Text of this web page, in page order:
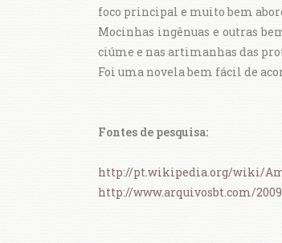
foco principal e muito bem
Mocinhas ingênuas e outras
ciúme e nas artimanhas das
Foi uma novela bem fácil de
Fontes de pesquisa:
http://pt.wikipedia.org/wiki/
http://www.arquivosbt.com/